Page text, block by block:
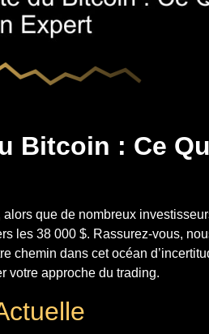
Bitcoin : Ce
que de nombreux
les 38 000 $. Rassurez-vous,
chemin dans cet océan
votre approche du trading.